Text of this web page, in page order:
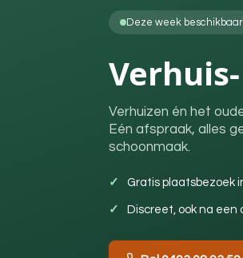
Deze week
Verhuizen én het
Eén afspraak, alles
schoonmaak.
Gratis plaatsbezoek
Discreet, ook na een